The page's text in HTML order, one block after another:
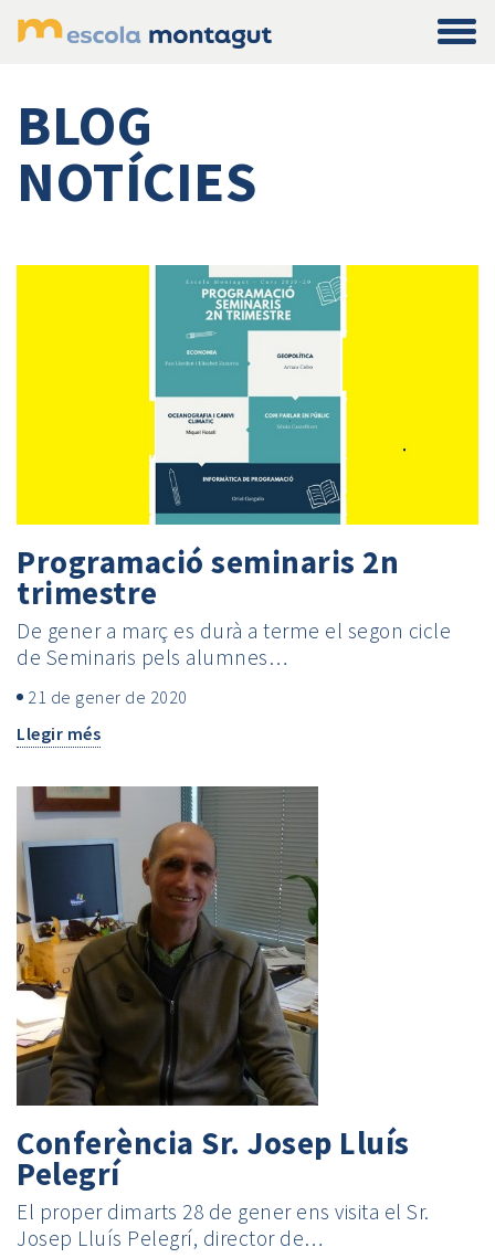
Main Navigation
BLOG
NOTÍCIES
Programació seminaris 2n
trimestre
De gener a març es durà a terme el segon cicle
de Seminaris pels alumnes…
21 de gener de 2020
Llegir més
Conferència Sr. Josep Lluís
Pelegrí
El proper dimarts 28 de gener ens visita el Sr.
Josep Lluís Pelegrí, director de…